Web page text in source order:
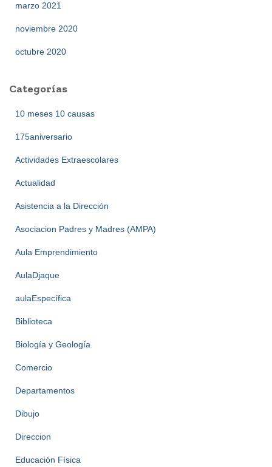
marzo 2021
noviembre 2020
octubre 2020
Categorías
10 meses 10 causas
175aniversario
Actividades Extraescolares
Actualidad
Asistencia a la Dirección
Asociacion Padres y Madres (AMPA)
Aula Emprendimiento
AulaDjaque
aulaEspecífica
Biblioteca
Biología y Geología
Comercio
Departamentos
Dibujo
Direccion
Educación Física